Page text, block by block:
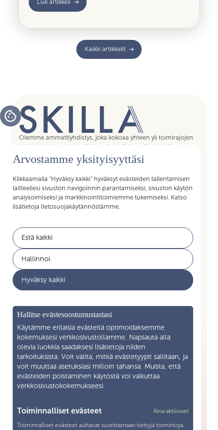
Lue artikkeli
Kaikki artikkelit
Arvostamme yksityisyyttäsi
Klikkaamalla "Hyväksy kaikki" hyväksyt evästeiden tallentamisen
laitteellesi sivuston navigoinnin parantamiseksi, sivuston käytön
analysoimiseksi ja markkinointitoimiemme tukemiseksi. Katso
lisätietoja tietosuojakäytännöstämme.
Estä kaikki
Hallinnoi
Hyväksy kaikki
Hallitse evästesuostumustastasi
Käytämme erilaisia evästeitä optimoidaksemme
kokemuksesi verkkosivustollamme. Napsauta alla
olevia luokkia saadaksesi lisätietoja niiden
tarkoituksista. Voit valita, mitkä evästetyypit sallitaan, ja
voit muuttaa asetuksiasi milloin tahansa. Muista, että
evästeiden poistaminen käytöstä voi vaikuttaa
verkkosivustokokemukseesi.
Toiminnalliset evästeet Aina aktiiviset
Toiminnalliset evästeet auttavat suorittamaan tiettyjä toimintoja,
Olemme ammattiyhdistys, joka kokoaa yhteen yli toimirajojen
tukipalvelujen asiantuntijat, assistentit, koordinaattorit,
esihenkilöt ja päälliköt – kaikki sujuvan arjen mahdollistajat.
Liittymällä Skillan jäseneksi saat Akavan Erityisalojen liiton
Pikalinkit
Jäsenyys
Työelämän palvelut
Ajankohtaista
Yhteystiedot
Liity jäseneksi
Henkilötietojen käsittely
Tietosuojaseloste
Yhteystiedot